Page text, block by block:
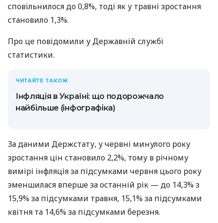
сповільнилося до 0,8%, тоді як у травні зростання
становило 1,3%.
Про це повідомили у Державній службі
статистики.
ЧИТАЙТЕ ТАКОЖ
Інфляція в Україні: що подорожчало
найбільше (інфографіка)
За даними Держстату, у червні минулого року
зростання цін становило 2,2%, тому в річному
вимірі інфляція за підсумками червня цього року
зменшилася вперше за останній рік — до 14,3% з
15,9% за підсумками травня, 15,1% за підсумками
квітня та 14,6% за підсумками березня.